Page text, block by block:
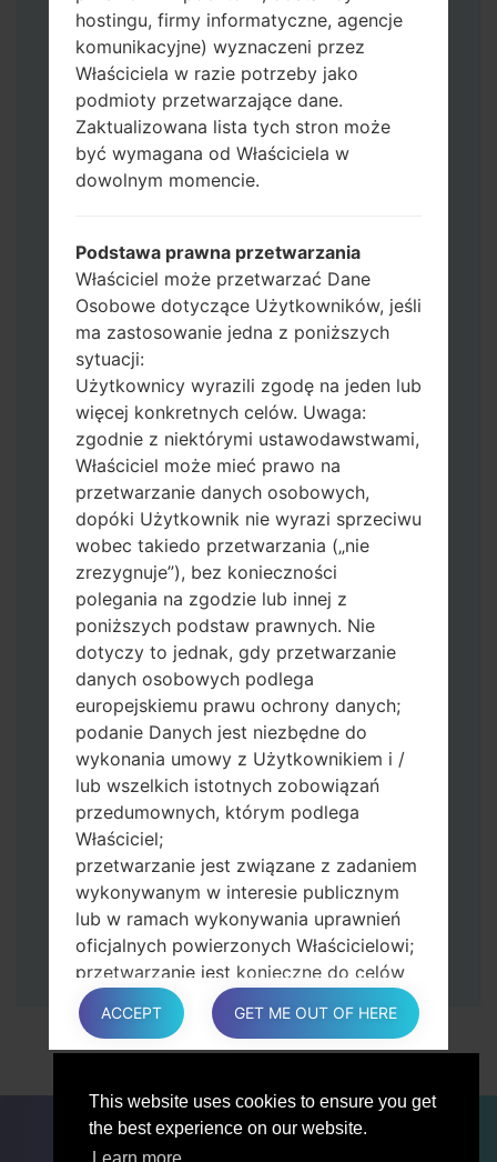
This website uses cookies to ensure you get
the best experience on our website.
AP: "System & Recovery"
CP: "Modem & Radio"
CSC_***: "Country & Region & Operator"
HOME_CSC_***: "Country & Region &
Operator"
Dodaj wszystkie pliki w Odin 3.
Jeśli chcesz wyczyścić pamięć flash użyj
zachować wszystkie swoje dane i aplikacje.
Teraz wyłącz swój telefon i przejdź do
trybu pobierania. Jak wykonać wszystkie
metody:
Naciśnij i przytrzymaj klawisz zasilania,
przycisk zwiększania głośności i klawisz
Bixby.
Naciśnij i przytrzymaj klawisze
zwiększania i zmniejszania głośności,
następnie podłącz kabel USB.
Naciśnij i przytrzymaj klawisz zasilania,
przycisk zmniejszania głośności i klawisz
strony domowej.
Podłącz kabel USB, a następnie naciśnij i
przytrzymaj przycisk Bixby i klawisz
zmniejszania głośności.
Naciśnij i przytrzymaj klawisz zasilania i
przycisk zwiększania głośności.
Następnie podłącz urządzenie do
komputera, Odin powinien wykryć
telefon, a na ekranie pojawi się numer
portu COM.
Podaj tylko czas przywracania ustawień
fabrycznych i automatycznego
ponownego uruchamiania.
Na koniec naciśnij klawisz Start. Twój
telefon uruchomi się ponownie i odłączy
się od komputera.
PORÓWNAJ
hostingu, firmy informatyczne, agencje
komunikacyjne) wyznaczeni przez
Właściciela w razie potrzeby jako
podmioty przetwarzające dane.
Zaktualizowana lista tych stron może
być wymagana od Właściciela w
dowolnym momencie.
Podstawa prawna przetwarzania
Właściciel może przetwarzać Dane
Osobowe dotyczące Użytkowników, jeśli
ma zastosowanie jedna z poniższych
sytuacji:
Użytkownicy wyrazili zgodę na jeden lub
więcej konkretnych celów. Uwaga:
zgodnie z niektórymi ustawodawstwami,
Właściciel może mieć prawo na
przetwarzanie danych osobowych,
dopóki Użytkownik nie wyrazi sprzeciwu
wobec takiedo przetwarzania („nie
zrezygnuje”), bez konieczności
polegania na zgodzie lub innej z
poniższych podstaw prawnych. Nie
dotyczy to jednak, gdy przetwarzanie
danych osobowych podlega
europejskiemu prawu ochrony danych;
podanie Danych jest niezbędne do
wykonania umowy z Użytkownikiem i /
lub wszelkich istotnych zobowiązań
przedumownych, którym podlega
Właściciel;
przetwarzanie jest związane z zadaniem
wykonywanym w interesie publicznym
lub w ramach wykonywania uprawnień
oficjalnych powierzonych Właścicielowi;
przetwarzanie jest konieczne do celów
zgodnych z prawem interesów
prowadzonej przez właściciela lub
osobę trzecią.
przyjemnością pomoże wyjaśnić
konkretną podstawę prawną, która ma
ACCEPT GET ME OUT OF HERE